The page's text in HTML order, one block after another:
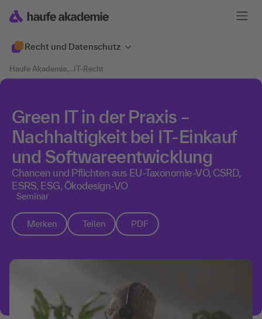
Recht und Datenschutz
Haufe Akademie....IT-Recht
Green IT in der Praxis –
Nachhaltigkeit bei IT-Einkauf
und Softwareentwicklung
​​Chancen und Pflichten aus EU-Taxonomie-VO, CSRD,
ESRS, ESG, Ökodesign-VO
Seminar
Merken Teilen PDF